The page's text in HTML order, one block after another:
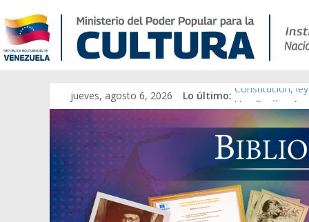
jueves, agosto 6, 2026 Lo último: Constitución,
Una Parálisis
Modesta Bor
Gaceta Oficial
Catálogo